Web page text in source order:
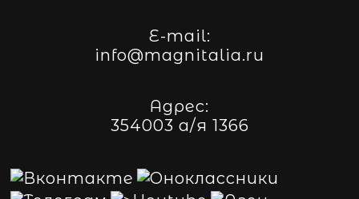
E-mail:
info@magnitalia.ru
Адрес:
354003 а/я 1366